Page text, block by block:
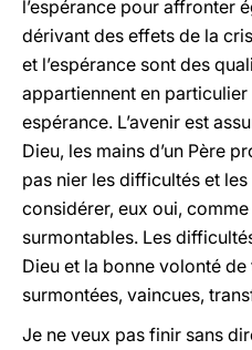
l’espérance pour affronter
dérivant des effets de la
et l’espérance sont des
appartiennent en
espérance. L’avenir est
Dieu, les mains d’un Père
pas nier les difficultés et
considérer, eux oui,
surmontables. Les
Dieu et la bonne volonté
surmontées, vaincues,
Je ne veux pas finir sans